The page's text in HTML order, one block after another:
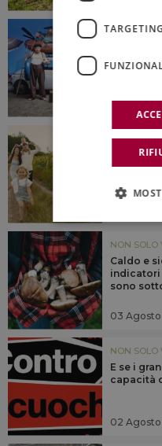
NON SOLO
Vacanze
giro di
Italia
04
NON SOLO
Agosto
in
NON SOLO
Caldo e
indicatori
sono
03
NON SOLO
E se i
capacità
02